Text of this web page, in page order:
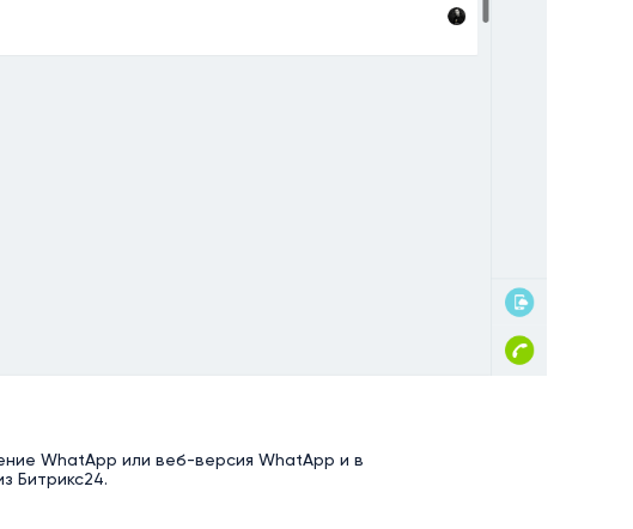
WhatApp или веб-версия WhatApp и в
Битрикс24.